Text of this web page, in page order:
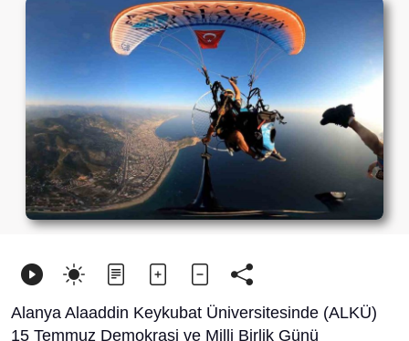
Alanya Alaaddin Keykubat Üniversitesinde (ALKÜ)
15 Temmuz Demokrasi ve Milli Birlik Günü